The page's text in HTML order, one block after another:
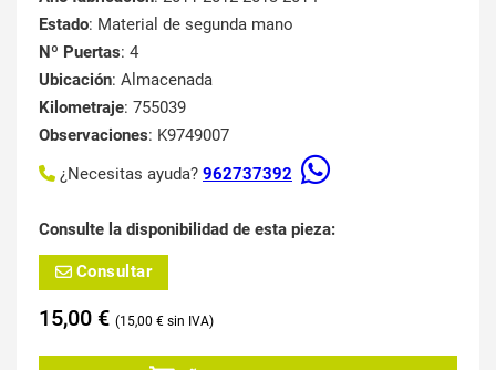
Estado: Material de segunda mano
Nº Puertas: 4
Ubicación: Almacenada
Kilometraje: 755039
Observaciones: K9749007
¿Necesitas ayuda? 962737392
Consulte la disponibilidad de esta pieza:
Consultar
15,00 € 15,00 €